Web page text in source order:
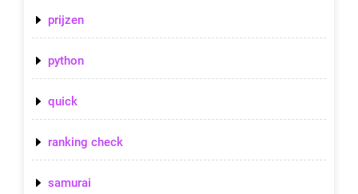
prijzen
python
quick
ranking check
samurai